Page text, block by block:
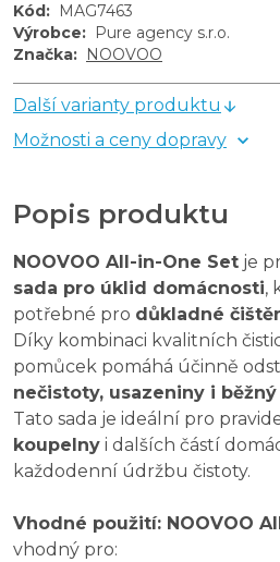
Kód :
MAG7463
Výrobce:
Pure agency s.r.o.
Značka: NOOVOO
Další varianty produktu
Možnosti a ceny dopravy
Popis produktu
NOOVOO All-in-One Set je
sada pro úklid domácnosti,
potřebné pro důkladné
Díky kombinaci kvalitních
pomůcek pomáhá účinně
nečistoty, usazeniny i
Tato sada je ideální pro
koupelny i dalších částí
každodenní údržbu čistoty.
Vhodné použití: NOOVOO
vhodný pro: